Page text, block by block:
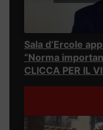
Sala d’Ercole
“Norma
CLICCA PER IL